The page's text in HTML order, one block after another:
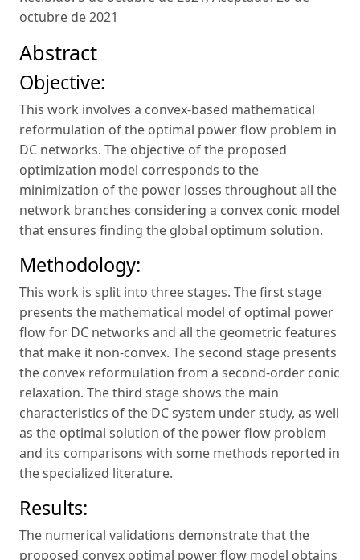
octubre de 2021
Abstract
Objective:
This work involves a convex-based mathematical
reformulation of the optimal power flow problem in
DC networks. The objective of the proposed
optimization model corresponds to the
minimization of the power losses throughout all the
network branches considering a convex conic model
that ensures finding the global optimum solution.
Methodology:
This work is split into three stages. The first stage
presents the mathematical model of optimal power
flow for DC networks and all the geometric features
that make it non-convex. The second stage presents
the convex reformulation from a second-order conic
relaxation. The third stage shows the main
characteristics of the DC system under study, as well
as the optimal solution of the power flow problem
and its comparisons with some methods reported in
the specialized literature.
Results:
The numerical validations demonstrate that the
proposed convex optimal power flow model obtains